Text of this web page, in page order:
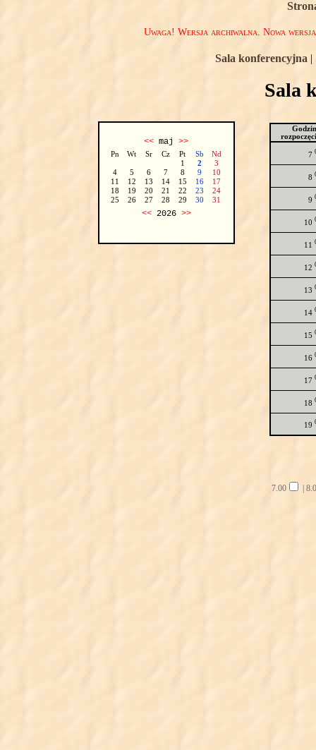
Uwaga! Wersja archiwalna. Nowa
Sala konferencyjna |
Sala
<< maj >>
Pn Wt Sr Cz Pt Sb
Nd
1
2
3
4
5 6 7 8 9
10
11
12 13 14 15 16
17
18
19 20 21 22 23
24
25
26 27 28 29 30 31
<<2026 >>
7
8
9
10
11
12
13
14
15
16
17
18
19
7.00